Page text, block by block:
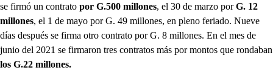
se firmó un contrato por G.500 millones, el 30 de marzo porG. 12
millones, el 1 de mayo por G. 49 millones, en pleno feriado. Nueve
días después se firma otro contrato por G. 8 millones. En el mes de
junio del 2021 se firmaron tres contratos más por montos que rondaban
los G.22 millones.